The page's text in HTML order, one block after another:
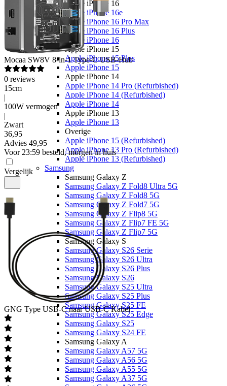
Apple iPhone 16
Apple iPhone 16e
Apple iPhone 16 Pro Max
Apple iPhone 16 Plus
Apple iPhone 16
Apple iPhone 15
Apple iPhone 15 Plus
Apple iPhone 15
Apple iPhone 14
Apple iPhone 14 Pro (Refurbished)
Apple iPhone 14 (Refurbished)
Apple iPhone 14
Apple iPhone 13
Apple iPhone 13
Overige
Apple iPhone 15 (Refurbished)
Apple iPhone 13 Pro (Refurbished)
Apple iPhone 13 (Refurbished)
Samsung
Samsung Galaxy Z
Samsung Galaxy Z Fold8 Ultra 5G
Samsung Galaxy Z Fold8 5G
Samsung Galaxy Z Fold7 5G
Samsung Galaxy Z Flip8 5G
Samsung Galaxy Z Flip7 FE 5G
Samsung Galaxy Z Flip7 5G
Samsung Galaxy S
Samsung Galaxy S26 Serie
Samsung Galaxy S26 Ultra
Samsung Galaxy S26 Plus
Samsung Galaxy S26
Samsung Galaxy S25 Ultra
Samsung Galaxy S25 Plus
Samsung Galaxy S25 FE
Samsung Galaxy S25 Edge
Samsung Galaxy S25
Samsung Galaxy S24 FE
Samsung Galaxy A
Samsung Galaxy A57 5G
Samsung Galaxy A56 5G
Samsung Galaxy A55 5G
Samsung Galaxy A37 5G
Mocaa SW8V 8-in-1 Type-C USB-Hub
0 reviews
15cm
|
100W vermogen
|
Zwart
36,95
Advies 49,95
Voor 23:59 besteld, morgen in huis
Vergelijk
GNG Type USB-C naar USB-C Kabel